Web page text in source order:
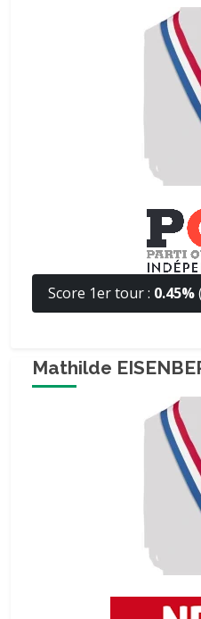
Score 1er tour : 0.45%
Mathilde